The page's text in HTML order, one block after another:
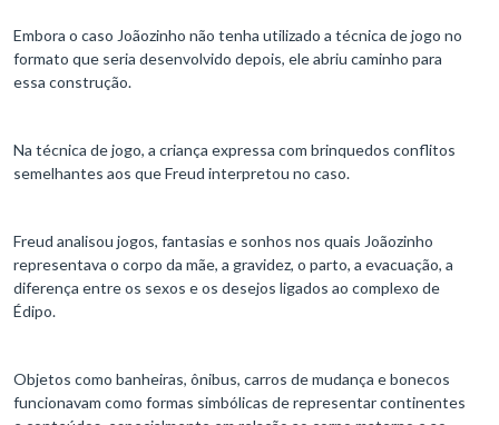
Embora o caso Joãozinho não tenha utilizado a técnica de jogo no
formato que seria desenvolvido depois, ele abriu caminho para
essa construção.
Na técnica de jogo, a criança expressa com brinquedos conflitos
semelhantes aos que Freud interpretou no caso.
Freud analisou jogos, fantasias e sonhos nos quais Joãozinho
representava o corpo da mãe, a gravidez, o parto, a evacuação, a
diferença entre os sexos e os desejos ligados ao complexo de
Édipo.
Objetos como banheiras, ônibus, carros de mudança e bonecos
funcionavam como formas simbólicas de representar continentes